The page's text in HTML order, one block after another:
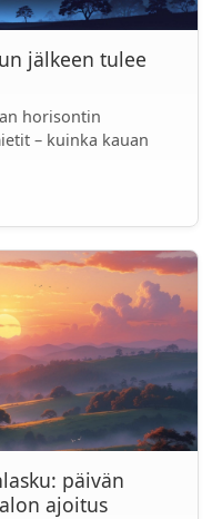
jälkeen tulee
horisontin
– kuinka kauan
päivän
ajoitus